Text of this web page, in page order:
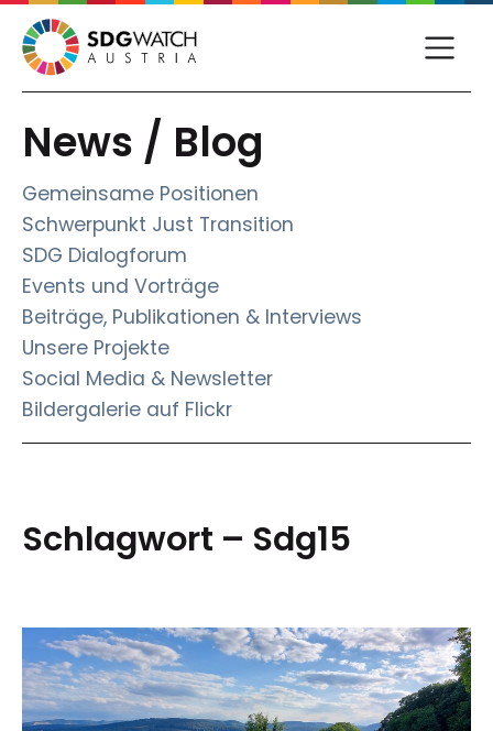
News / Blog
Gemeinsame Positionen
Schwerpunkt Just Transition
SDG Dialogforum
Events und Vorträge
Beiträge, Publikationen & Interviews
Unsere Projekte
Social Media & Newsletter
Bildergalerie auf Flickr
Schlagwort – Sdg15